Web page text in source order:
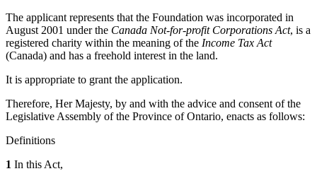
The applicant represents that the Foundation was incorporated in
August 2001 under the Canada Not-for-profit Corporations Act, is a
registered charity within the meaning of the Income Tax Act
(Canada) and has a freehold interest in the land.
It is appropriate to grant the application.
Therefore, Her Majesty, by and with the advice and consent of the
Legislative Assembly of the Province of Ontario, enacts as follows:
Definitions
1 In this Act,